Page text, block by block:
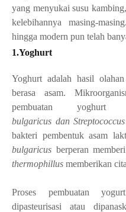
yang menyukai susu
kelebihannya masing-
hingga modern pun telah
1.Yoghurt
Yoghurt adalah hasil
berasa asam.
pembuatan
bulgaricus dan
bakteri pembentuk asam
bulgaricus berperan
thermophillus memberikan
Proses pembuatan
dipasteurisasi atau